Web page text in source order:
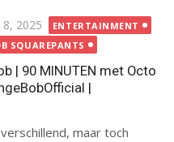
2025
ENTERTAINMENT
SQUAREPANTS
| 90 MINUTEN met Octo
|
maar toch